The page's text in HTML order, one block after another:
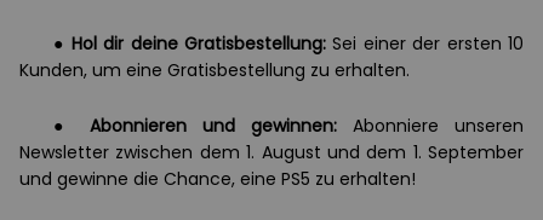
● Hol dir deine Gratisbestellung:Sei einer der ersten 10
Kunden, um eine Gratisbestellung zu erhalten.
● Abonnieren und gewinnen: Abonniere unseren
Newsletter zwischen dem 1. August und dem 1. September
und gewinne die Chance, eine PS5 zu erhalten!